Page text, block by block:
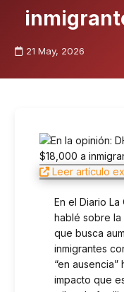
21 May, 2026
Leer artículo
En el Diario
hablé sobre la
que busca
inmigrantes
“en ausencia”
impacto que